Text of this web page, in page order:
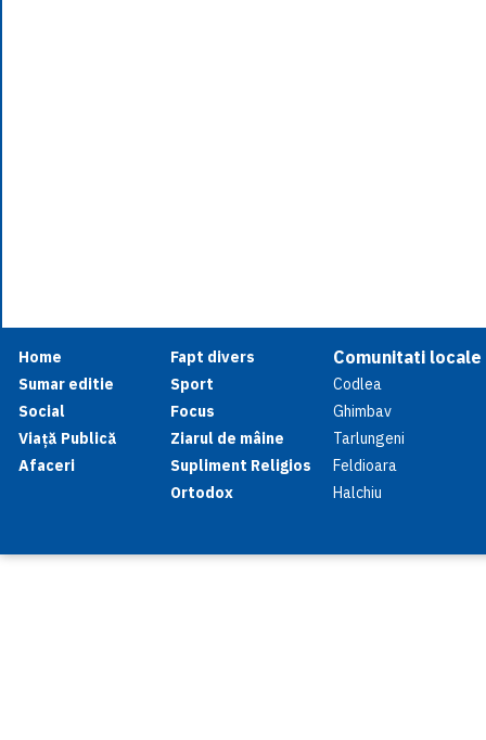
Home
Sumar editie
Social
Viață Publică
Afaceri
Fapt divers
Sport
Focus
Ziarul de mâine
Supliment Religios
Ortodox
Comunitati locale
Codlea
Ghimbav
Tarlungeni
Feldioara
Halchiu